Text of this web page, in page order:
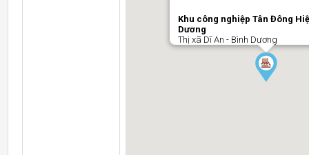
Khu công nghiệp Tân Đông
Dương
Thị xã Dĩ An - Bình Dương